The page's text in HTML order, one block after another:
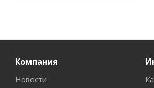
Компания
Новости